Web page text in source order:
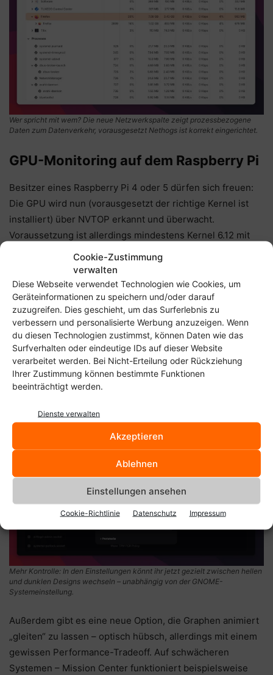
Cookie-Zustimmung
verwalten
Diese Webseite verwendet Technologien wie Cookies, um
Geräteinformationen zu speichern und/oder darauf
zuzugreifen. Dies geschieht, um das Surferlebnis zu
verbessern und personalisierte Werbung anzuzeigen. Wenn
du diesen Technologien zustimmst, können Daten wie das
Surfverhalten oder eindeutige IDs auf dieser Website
verarbeitet werden. Bei Nicht-Erteilung oder Rückziehung
Ihrer Zustimmung können bestimmte Funktionen
beeinträchtigt werden.
Dienste verwalten
Akzeptieren
Ablehnen
Einstellungen ansehen
Cookie-Richtlinie Datenschutz Impressum
Wer spricht mit wem? Die neue Netzwerkspalte zeigt prozessbezogene
Daten zum Datenverkehr, vorausgesetzt Nethogs ist korrekt eingerichtet.
GPU-Monitoring auf dem Raspberry Pi
Besitzer eines Raspberry Pi 4 oder 5 dürfen sich freuen:
Die GPU wird nun (vorausgesetzt der richtige Kernel ist
installiert) über NVTOP erkannt und überwacht.
Voraussetzung ist allerdings mindestens Kernel 6.12 mit
entsprechender Unterstützung – zum Beispiel in aktuellen
Arch- oder Manjaro-Builds für den Pi.
Licht oder Dunkel? Ihr entscheidet!
Nicht jeder mag den systemweiten Dark Mode – oder will
vielleicht tagsüber hell und abends dunkel arbeiten.
Mission Center 1.0 erlaubt es euch jetzt, unabhängig vom
Systemsetting zwischen Light- und Dark-Mode zu wählen.
Mehr Kontrolle: In den Einstellungen könnt ihr jetzt gezielt zwischen hellen
und dunklen Designs wechseln – unabhängig von der GNOME-
Systemeinstellung.
Außerdem gibt es eine neue Option, die Graphen animiert
„gleiten“ zu lassen – optisch hübsch, allerdings mit einem
gewissen Performance-Tradeoff. Auf schwächeren
Systemen – Mission Center funktioniert beispielsweise